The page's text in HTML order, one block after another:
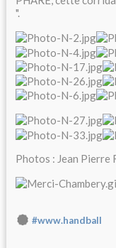
".
Photos : Jean
#www.handball